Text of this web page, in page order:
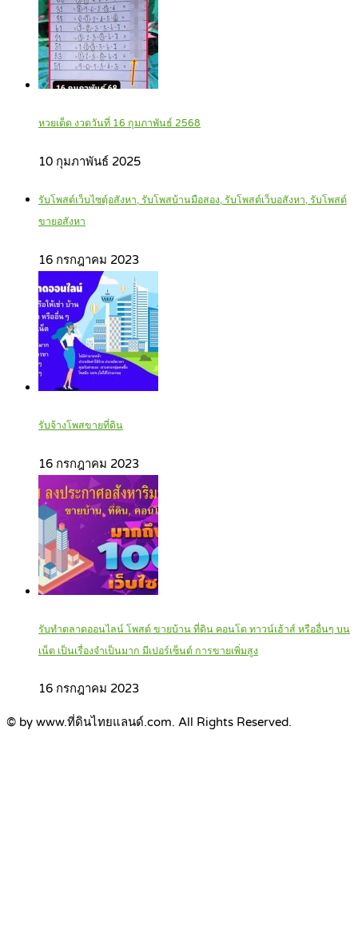
หวยเด็ด งวดวันที่ 16 กุมภาพันธ์ 2568
10 กุมภาพันธ์ 2025
รับโพสต์เว็บไซตฺ์อสังหา, รับโพสบ้านมือสอง, รับโพสต์เว็บอสังหา, รับโพสต์
ขายอสังหา
16 กรกฎาคม 2023
รับจ้างโพสขายที่ดิน
16 กรกฎาคม 2023
รับทำตลาดออนไลน์ โพสต์ ขายบ้าน ที่ดิน คอนโด ทาวน์เฮ้าส์ หรืออื่นๆ บน
เน็ต เป็นเรื่องจำเป็นมาก มีเปอร์เซ็นต์ การขายเพิ่มสูง
16 กรกฎาคม 2023
© by www.ที่ดินไทยแลนด์.com. All Rights Reserved.